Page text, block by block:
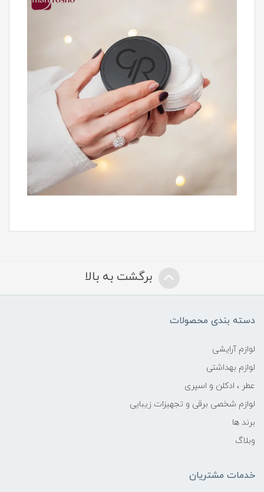
برگشت به بالا
دسته بندی محصولات
لوازم آرایشی
لوازم بهداشتی
عطر ، ادکلن و اسپری
لوازم شخصی برقی و تجهیزات زیبایی
برند ها
وبلاگ
خدمات مشتریان